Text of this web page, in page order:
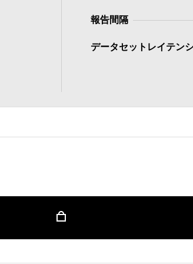
報告間隔
データセットレイテン